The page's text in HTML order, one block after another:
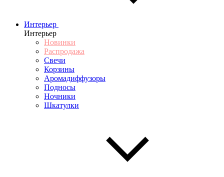
Интерьер
Интерьер
Новинки
Распродажа
Свечи
Корзины
Аромадиффузоры
Подносы
Ночники
Шкатулки